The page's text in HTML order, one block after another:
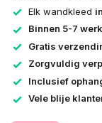
Elk wandkleed
Binnen 5-7
Gratis
Zorgvuldig
Inclusief
Vele blije